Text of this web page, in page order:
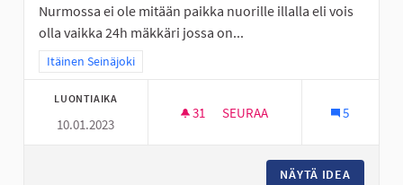
Nurmossa ei ole mitään paikka nuorille illalla eli vois
olla vaikka 24h mäkkäri jossa on...
Rajaa tulokset teeman mukaan: Itäinen Seinäjoki
Itäinen Seinäjoki
LUONTIAIKA
10.01.2023
31 31 SEURAAJAA
SEURAA 5
NÄYTÄ IDEA